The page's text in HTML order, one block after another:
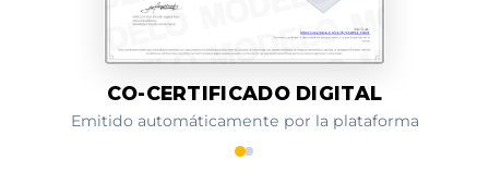
CO-CERTIFICADO DIGITAL
Emitido automáticamente por la plataforma